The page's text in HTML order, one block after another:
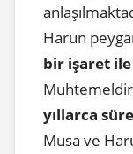
Harun
bir işaret ile
yıllarca
Musa ve